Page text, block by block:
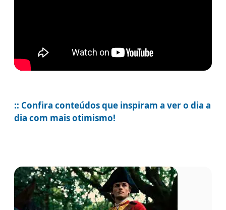
:: Confira conteúdos que inspiram a ver o dia a
dia com mais otimismo!